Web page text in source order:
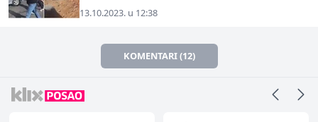
13.10.2023. u 12:38
KOMENTARI (12)